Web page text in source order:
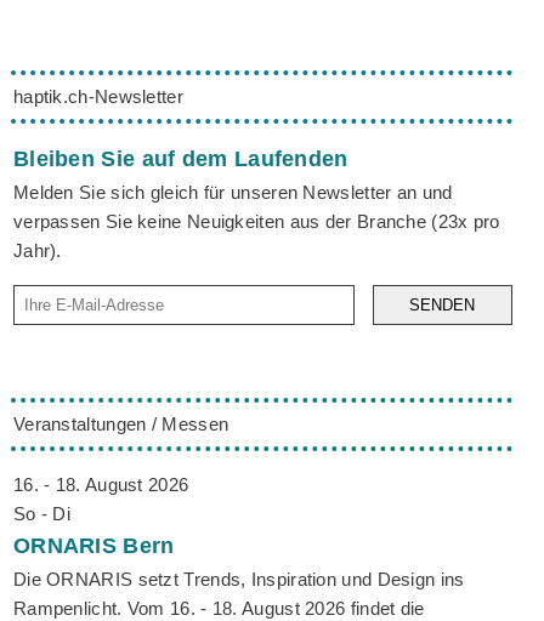
haptik.ch-Newsletter
Bleiben Sie auf dem Laufenden
Melden Sie sich gleich für unseren Newsletter an und
verpassen Sie keine Neuigkeiten aus der Branche (23x pro
Jahr).
SENDEN
Veranstaltungen / Messen
16. - 18. August 2026
So - Di
ORNARIS Bern
Die ORNARIS setzt Trends, Inspiration und Design ins
Rampenlicht. Vom 16. - 18. August 2026 findet die